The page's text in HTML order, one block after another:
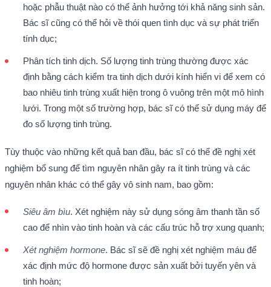
hoặc phẫu thuật nào có thể ảnh hưởng tới khả năng sinh sản.
Bác sĩ cũng có thể hỏi về thói quen tình dục và sự phát triển
tính dục;
Phân tích tinh dịch. Số lượng tinh trùng thường được xác
định bằng cách kiểm tra tinh dịch dưới kính hiển vi để xem có
bao nhiêu tinh trùng xuất hiện trong ô vuông trên một mô hình
lưới. Trong một số trường hợp, bác sĩ có thể sử dụng máy để
đo số lượng tinh trùng.
Tùy thuộc vào những kết quả ban đầu, bác sĩ có thể đề nghị xét
nghiệm bổ sung để tìm nguyên nhân gây ra ít tinh trùng và các
nguyên nhân khác có thể gây vô sinh nam, bao gồm:
Siêu âm bìu. Xét nghiệm này sử dụng sóng âm thanh tần số
cao để nhìn vào tinh hoàn và các cấu trúc hỗ trợ xung quanh;
Xét nghiệm hormone. Bác sĩ sẽ đề nghị xét nghiệm máu để
xác định mức độ hormone được sản xuất bởi tuyến yên và
tinh hoàn;